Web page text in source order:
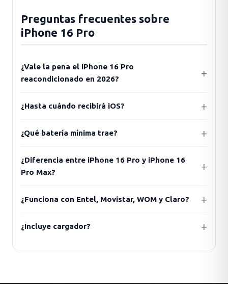
Preguntas frecuentes sobre
iPhone 16 Pro
¿Vale la pena el iPhone 16 Pro
reacondicionado en 2026?
¿Hasta cuándo recibirá iOS?
¿Qué batería mínima trae?
¿Diferencia entre iPhone 16 Pro y iPhone 16
Pro Max?
¿Funciona con Entel, Movistar, WOM y Claro?
¿Incluye cargador?